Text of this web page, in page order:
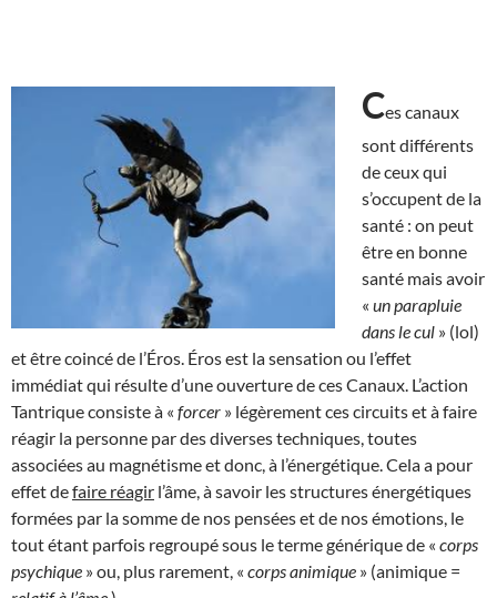
Ces canaux
sont différents
de ceux qui
s’occupent de la
santé : on peut
être en bonne
santé mais avoir
« un parapluie
dans le cul » (lol)
et être coincé de l’Éros. Éros est la sensation ou l’effet
immédiat qui résulte d’une ouverture de ces Canaux. L’action
Tantrique consiste à « forcer » légèrement ces circuits et à faire
réagir la personne par des diverses techniques, toutes
associées au magnétisme et donc, à l’énergétique. Cela a pour
effet defaire réagir l’âme, à savoir les structures énergétiques
formées par la somme de nos pensées et de nos émotions, le
tout étant parfois regroupé sous le terme générique de « corps
psychique » ou, plus rarement, « corps animique » (animique =